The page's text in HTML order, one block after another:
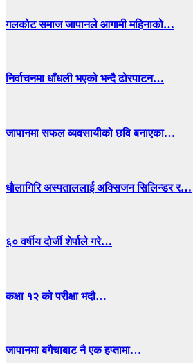
गलकोट समाज जापानले आगामी महिनाको…
निर्वाचनमा धाँधली भएको भन्दै ढोरपाटन…
जापानमा सफल व्यवसायीको छवि बनाएका…
धाैलागिरि अस्पताललाई अक्सिजन सिलिन्डर र…
६० वर्षीय दोर्जी शेर्पाले गरे…
कक्षा १२ को परीक्षा भदौ…
जापानमा बगैचाबाट नै एक हप्तामा…